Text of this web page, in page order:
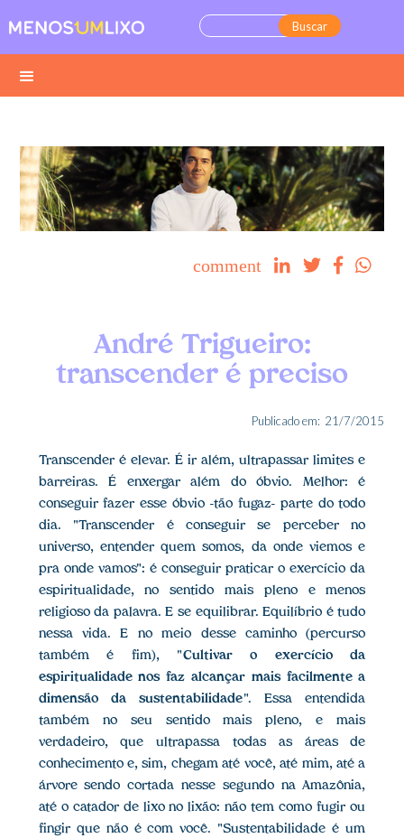
comment    
André Trigueiro:
transcender é preciso
Publicado em: 21/7/2015
Transcender é elevar. É ir além, ultrapassar limites e
barreiras. É enxergar além do óbvio. Melhor: é
conseguir fazer esse óbvio -tão fugaz- parte do todo
dia. "Transcender é conseguir se perceber no
universo, entender quem somos, da onde viemos e
pra onde vamos": é conseguir praticar o exercício da
espiritualidade, no sentido mais pleno e menos
religioso da palavra. E se equilibrar. Equilíbrio é tudo
nessa vida. E no meio desse caminho (percurso
também é fim), "Cultivar o exercício da
espiritualidade nos faz alcançar mais facilmente a
dimensão da sustentabilidade". Essa entendida
também no seu sentido mais pleno, e mais
verdadeiro, que ultrapassa todas as áreas de
conhecimento e, sim, chegam até você, até mim, até a
árvore sendo cortada nesse segundo na Amazônia,
até o catador de lixo no lixão: não tem como fugir ou
fingir que não é com você. "Sustentabilidade é um